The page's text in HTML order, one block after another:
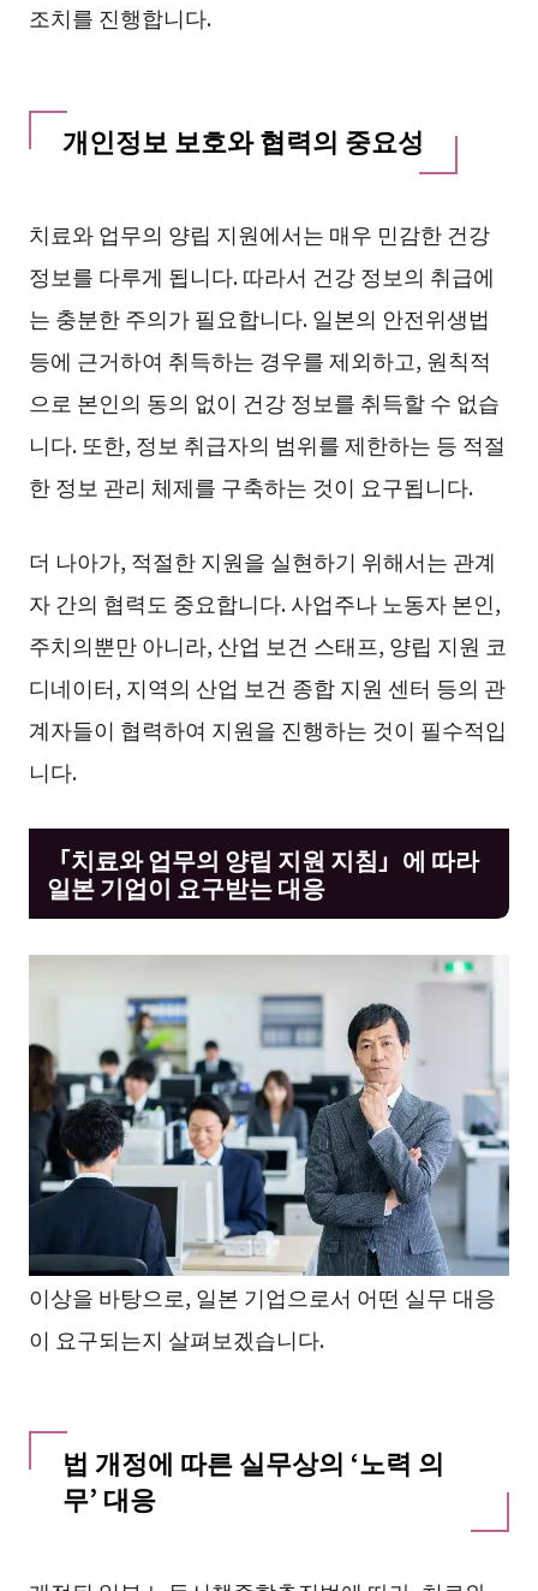
조치를 진행합니다.
개인정보 보호와 협력의 중요성
치료와 업무의 양립 지원에서는 매우 민감한 건강
정보를 다루게 됩니다. 따라서 건강 정보의 취급에
는 충분한 주의가 필요합니다. 일본의 안전위생법
등에 근거하여 취득하는 경우를 제외하고, 원칙적
으로 본인의 동의 없이 건강 정보를 취득할 수 없습
니다. 또한, 정보 취급자의 범위를 제한하는 등 적절
한 정보 관리 체제를 구축하는 것이 요구됩니다.
더 나아가, 적절한 지원을 실현하기 위해서는 관계
자 간의 협력도 중요합니다. 사업주나 노동자 본인,
주치의뿐만 아니라, 산업 보건 스태프, 양립 지원 코
디네이터, 지역의 산업 보건 종합 지원 센터 등의 관
계자들이 협력하여 지원을 진행하는 것이 필수적입
니다.
「치료와 업무의 양립 지원 지침」에 따라
일본 기업이 요구받는 대응
이상을 바탕으로, 일본 기업으로서 어떤 실무 대응
이 요구되는지 살펴보겠습니다.
법 개정에 따른 실무상의 ‘노력 의
무’ 대응